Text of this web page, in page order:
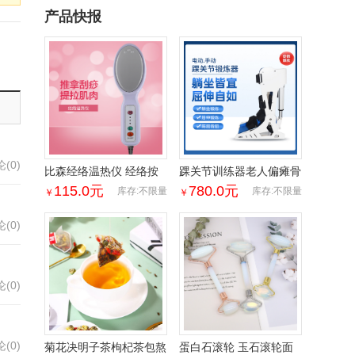
(0)
(0)
(0)
(0)
产品快报
比森经络温热仪 经络按
摩推拿刮痧肌肉肩颈放松
￥ 115.0元 库存:不限量
踝关节训练器老人偏瘫骨
折脚部障碍患者足下垂电
￥ 780.0元 库存:不限量
菊花决明子茶枸杞茶包熬
蛋白石滚轮 玉石滚轮面